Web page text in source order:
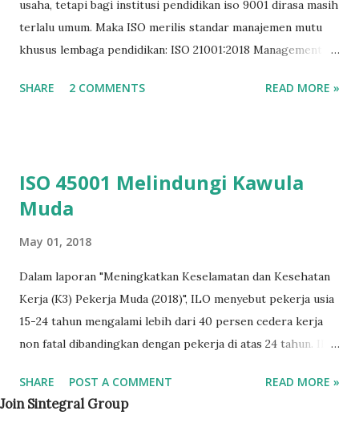
usaha, tetapi bagi institusi pendidikan iso 9001 dirasa masih
terlalu umum. Maka ISO merilis standar manajemen mutu
khusus lembaga pendidikan: ISO 21001:2018 Management
standar ISO Manajemen Organisasi Pendidikan, silahkan
SHARE 2 COMMENTS READ MORE »
ISO 45001 Melindungi Kawula
Muda
May 01, 2018
Dalam laporan "Meningkatkan Keselamatan dan Kesehatan
Kerja (K3) Pekerja Muda (2018)", ILO menyebut pekerja usia
15-24 tahun mengalami lebih dari 40 persen cedera kerja
non fatal dibandingkan dengan pekerja di atas 24 tahun. ILO
keteramnpilan dan pengalaman kerja terbatas, akibatnya
bekerja dengan bidang yang tidak diinginkan, upah rendah
SHARE POST A COMMENT READ MORE »
Join Sintegral Group